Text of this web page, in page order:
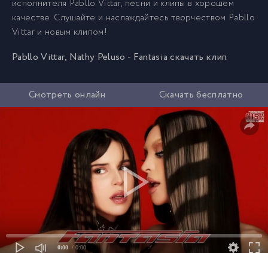
исполнителя Pabllo Vittar, песни и клипы в хорошем
качестве. Слушайте и наслаждайтесь творчеством Pabllo
Vittar и новым клипом!
Pabllo Vittar, Nathy Peluso - Fantasia скачать клип
Смотреть онлайн Скачать бесплатно
0:00 / 0:00